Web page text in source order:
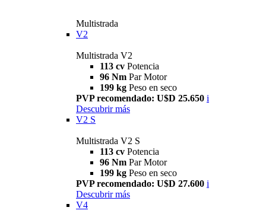
Multistrada
V2
Multistrada V2
113 cv Potencia
96 Nm Par Motor
199 kg Peso en seco
PVP recomendado: U$D 25.650 i
Descubrir más
V2 S
Multistrada V2 S
113 cv Potencia
96 Nm Par Motor
199 kg Peso en seco
PVP recomendado: U$D 27.600 i
Descubrir más
V4